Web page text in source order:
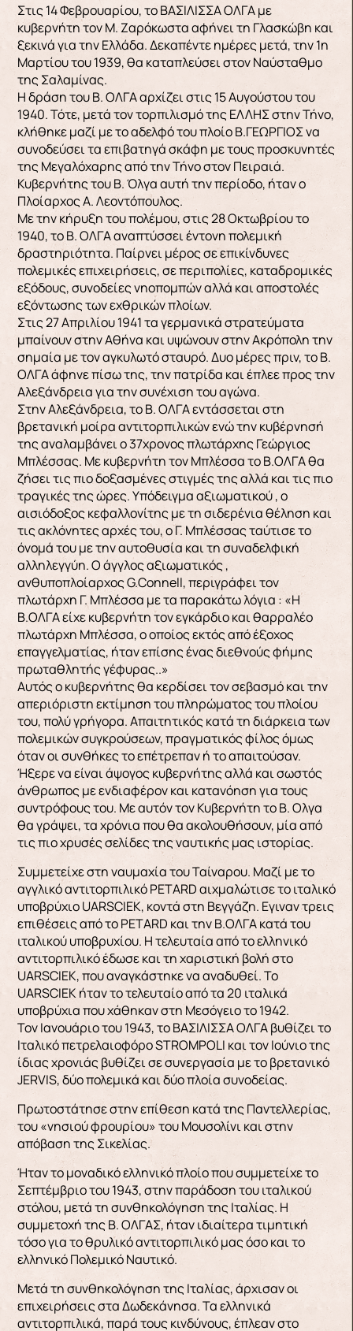
Στις 14 Φεβρουαρίου, το ΒΑΣΙΛΙΣΣΑ ΟΛΓΑ με
κυβερνήτη τον Μ. Ζαρόκωστα αφήνει τη Γλασκώβη και
ξεκινά για την Ελλάδα. Δεκαπέντε ημέρες μετά, την 1η
Μαρτίου του 1939, θα καταπλεύσει στον Ναύσταθμο
της Σαλαμίνας.
Η δράση του Β. ΟΛΓΑ αρχίζει στις 15 Αυγούστου του
1940. Τότε, μετά τον τορπιλισμό της ΕΛΛΗΣ στην Τήνο,
κλήθηκε μαζί με το αδελφό του πλοίο Β.ΓΕΩΡΓΙΟΣ να
συνοδεύσει τα επιβατηγά σκάφη με τους προσκυνητές
της Μεγαλόχαρης από την Τήνο στον Πειραιά.
Κυβερνήτης του Β. Όλγα αυτή την περίοδο, ήταν ο
Πλοίαρχος Α. Λεοντόπουλος.
Με την κήρυξη του πολέμου, στις 28 Οκτωβρίου το
1940, το Β. ΟΛΓΑ αναπτύσσει έντονη πολεμική
δραστηριότητα. Παίρνει μέρος σε επικίνδυνες
πολεμικές επιχειρήσεις, σε περιπολίες, καταδρομικές
εξόδους, συνοδείες νηοπομπών αλλά και αποστολές
εξόντωσης των εχθρικών πλοίων.
Στις 27 Απριλίου 1941 τα γερμανικά στρατεύματα
μπαίνουν στην Αθήνα και υψώνουν στην Ακρόπολη την
σημαία με τον αγκυλωτό σταυρό. Δυο μέρες πριν, το Β.
ΟΛΓΑ άφηνε πίσω της, την πατρίδα και έπλεε προς την
Αλεξάνδρεια για την συνέχιση του αγώνα.
Στην Αλεξάνδρεια, το Β. ΟΛΓΑ εντάσσεται στη
βρετανική μοίρα αντιτορπιλικών ενώ την κυβέρνησή
της αναλαμβάνει ο 37χρονος πλωτάρχης Γεώργιος
Μπλέσσας. Με κυβερνήτη τον Μπλέσσα το Β.ΟΛΓΑ θα
ζήσει τις πιο δοξασμένες στιγμές της αλλά και τις πιο
τραγικές της ώρες. Υπόδειγμα αξιωματικού , ο
αισιόδοξος κεφαλλονίτης με τη σιδερένια θέληση και
τις ακλόνητες αρχές του, ο Γ. Μπλέσσας ταύτισε το
όνομά του με την αυτοθυσία και τη συναδελφική
αλληλεγγύη. Ο άγγλος αξιωματικός ,
ανθυποπλοίαρχος G.Connell, περιγράφει τον
πλωτάρχη Γ. Μπλέσσα με τα παρακάτω λόγια : «Η
Β.ΟΛΓΑ είχε κυβερνήτη τον εγκάρδιο και θαρραλέο
πλωτάρχη Μπλέσσα, ο οποίος εκτός από έξοχος
επαγγελματίας, ήταν επίσης ένας διεθνούς φήμης
πρωταθλητής γέφυρας..»
Αυτός ο κυβερνήτης θα κερδίσει τον σεβασμό και την
απεριόριστη εκτίμηση του πληρώματος του πλοίου
του, πολύ γρήγορα. Απαιτητικός κατά τη διάρκεια των
πολεμικών συγκρούσεων, πραγματικός φίλος όμως
όταν οι συνθήκες το επέτρεπαν ή το απαιτούσαν.
Ήξερε να είναι άψογος κυβερνήτης αλλά και σωστός
άνθρωπος με ενδιαφέρον και κατανόηση για τους
συντρόφους του. Με αυτόν τον Κυβερνήτη το Β. Ολγα
θα γράψει, τα χρόνια που θα ακολουθήσουν, μία από
τις πιο χρυσές σελίδες της ναυτικής μας ιστορίας.
Συμμετείχε στη ναυμαχία του Ταίναρου. Μαζί με το
αγγλικό αντιτορπιλικό PETARD αιχμαλώτισε το ιταλικό
υποβρύχιο UARSCIEK, κοντά στη Βεγγάζη. Εγιναν τρεις
επιθέσεις από το PETARD και την Β.ΟΛΓΑ κατά του
ιταλικού υποβρυχίου. Η τελευταία από το ελληνικό
αντιτορπιλικό έδωσε και τη χαριστική βολή στο
UARSCIEK, που αναγκάστηκε να αναδυθεί. Το
UARSCIEK ήταν το τελευταίο από τα 20 ιταλικά
υποβρύχια που χάθηκαν στη Μεσόγειο το 1942.
Τον Ιανουάριο του 1943, το ΒΑΣΙΛΙΣΣΑ ΟΛΓΑ βυθίζει το
Ιταλικό πετρελαιοφόρο STROMPOLI και τον Ιούνιο της
ίδιας χρονιάς βυθίζει σε συνεργασία με το βρετανικό
JERVIS, δύο πολεμικά και δύο πλοία συνοδείας.
Πρωτοστάτησε στην επίθεση κατά της Παντελλερίας,
του «νησιού φρουρίου» του Μουσολίνι και στην
απόβαση της Σικελίας.
Ήταν το μοναδικό ελληνικό πλοίο που συμμετείχε το
Σεπτέμβριο του 1943, στην παράδοση του ιταλικού
στόλου, μετά τη συνθηκολόγηση της Ιταλίας. Η
συμμετοχή της Β. ΟΛΓΑΣ, ήταν ιδιαίτερα τιμητική
τόσο για το θρυλικό αντιτορπιλικό μας όσο και το
ελληνικό Πολεμικό Ναυτικό.
Μετά τη συνθηκολόγηση της Ιταλίας, άρχισαν οι
επιχειρήσεις στα Δωδεκάνησα. Τα ελληνικά
αντιτορπιλικά, παρά τους κινδύνους, έπλεαν στο